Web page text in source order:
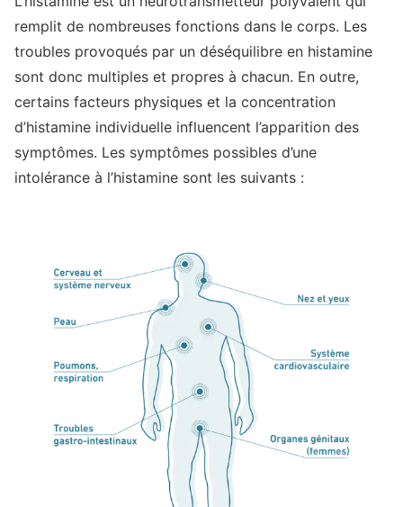
remplit de nombreuses fonctions dans le corps. Les
troubles provoqués par un déséquilibre en histamine
sont donc multiples et propres à chacun. En outre,
certains facteurs physiques et la concentration
d’histamine individuelle influencent l’apparition des
symptômes. Les symptômes possibles d’une
intolérance à l’histamine sont les suivants :